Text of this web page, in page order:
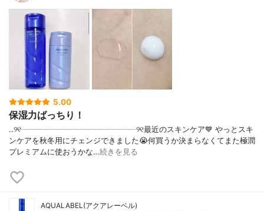
5.00
保湿力ばっちり！
..୨୧┈┈┈┈┈┈┈┈┈┈┈┈┈┈┈୨୧最近のスキンケア💙 やっとスキ
ンケアを秋冬用にチェンジできました😭何買うか決まらなくてまた極潤
プレミアムに使おうかな…続きを見る
AQUALABEL(アクアレーベル)